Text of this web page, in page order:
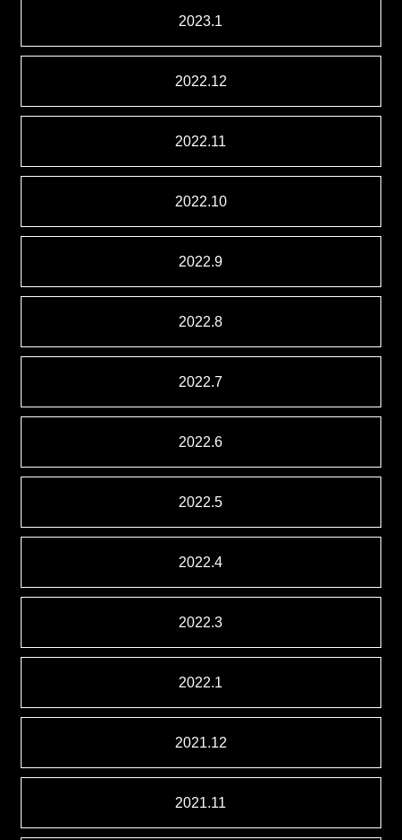
2023.1
2022.12
2022.11
2022.10
2022.9
2022.8
2022.7
2022.6
2022.5
2022.4
2022.3
2022.1
2021.12
2021.11